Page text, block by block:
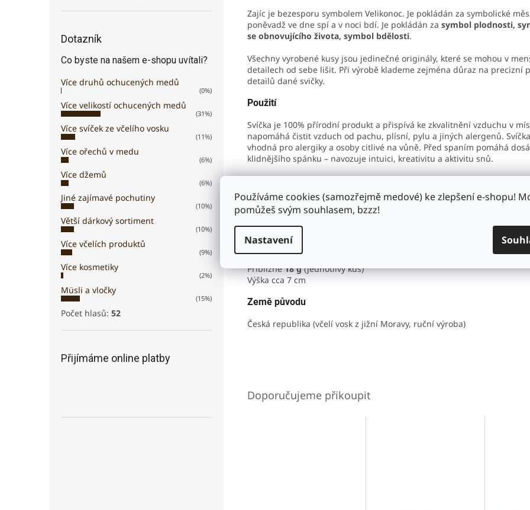
Používáme cookies (samozřejmě medové) ke zlepšení e-shopu!
pomůžeš svým souhlasem, bzzz!
Nastavení
Dotazník
Co byste na našem e-shopu uvítali?
Více druhů ochucených medů
(0%)
Více velikostí ochucených medů
(31%)
Více svíček ze včelího vosku
(11%)
Více ořechů v medu
(6%)
Více džemů
(6%)
Jiné zajímavé pochutiny
(10%)
Větší dárkový sortiment
(10%)
Více včelích produktů
(9%)
Více kosmetiky
(2%)
Müsli a vločky
(15%)
Počet hlasů: 52
Přijímáme online platby
Zajíc je bezesporu symbolem Velikonoc. Je pokládán za symbolické
poněvadž ve dne spí a v noci bdí. Je pokládán za symbol plodnosti,
se obnovujícího života, symbol bdělosti.
Všechny vyrobené kusy jsou jedinečné originály, které se mohou v
detailech od sebe lišit. Při výrobě klademe zejména důraz na precizní
detailů dané svičky.
Použití
Svíčka je 100% přírodní produkt a přispívá ke zkvalitnění vzduchu v
napomáhá čistit vzduch od pachu, plísní, pylu a jiných alergenů.
vhodná pro alergiky a osoby citlivé na vůně. Před spaním pomáhá
klidnějšího spánku – navozuje intuici, kreativitu a aktivitu snů.
Složení
100 % včelí vosk. Bez syntetických přísad, bez barviv a chemických
Hmotnost
Přibližně18 g(jednotlivý kus)
Výška cca 7 cm
Země původu
Česká republika (včelí vosk z jižní Moravy, ruční výroba)